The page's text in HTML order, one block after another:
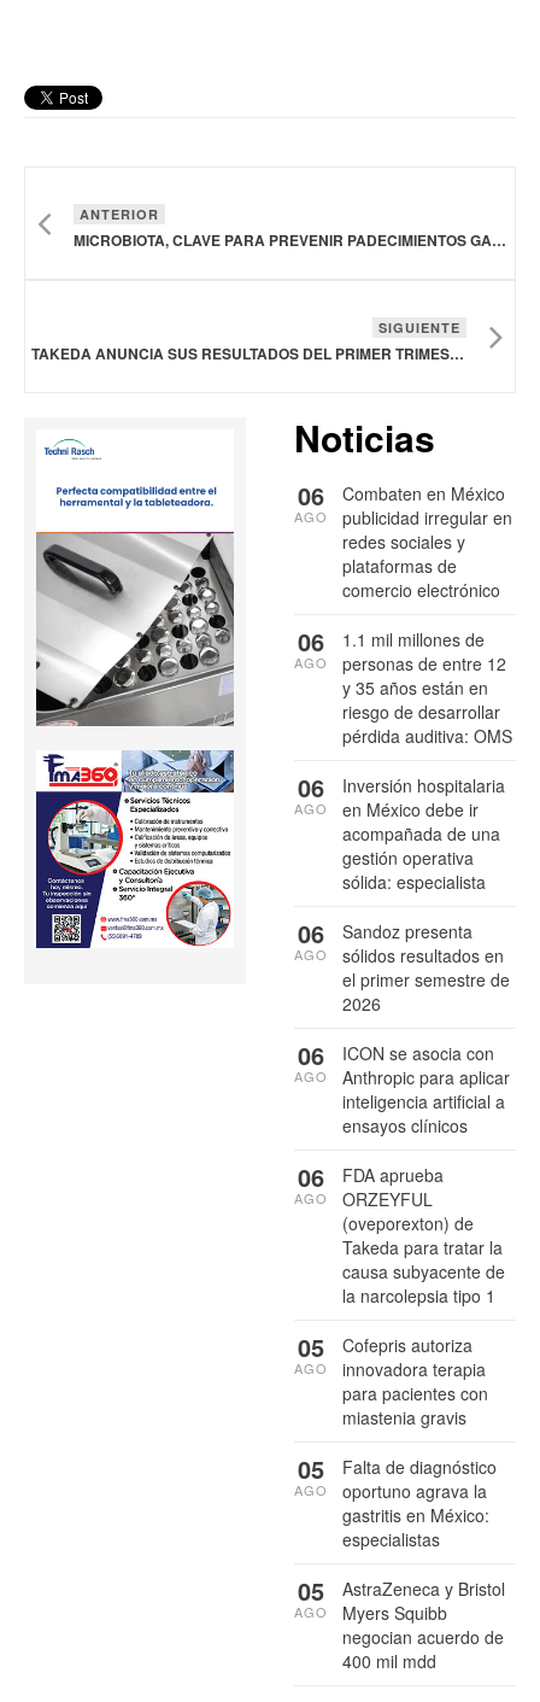
ANTERIOR
MICROBIOTA, CLAVE PARA PREVENIR PADECIMIENTOS GASTROINTESTINALES DE ALTA PREVALENCIA: EUROFARMA MÉXICO
SIGUIENTE
TAKEDA ANUNCIA SUS RESULTADOS DEL PRIMER TRIMESTRE DE 2025
Noticias
Combaten en México
publicidad irregular en
redes sociales y
plataformas de
comercio electrónico
06
AGO
1.1 mil millones de
personas de entre 12
y 35 años están en
riesgo de desarrollar
pérdida auditiva: OMS
06
AGO
Inversión hospitalaria
en México debe ir
acompañada de una
gestión operativa
sólida: especialista
06
AGO
Sandoz presenta
sólidos resultados en
el primer semestre de
2026
06
AGO
ICON se asocia con
Anthropic para aplicar
inteligencia artificial a
ensayos clínicos
06
AGO
FDA aprueba
ORZEYFUL
(oveporexton) de
Takeda para tratar la
causa subyacente de
la narcolepsia tipo 1
06
AGO
Cofepris autoriza
innovadora terapia
para pacientes con
miastenia gravis
05
AGO
Falta de diagnóstico
oportuno agrava la
gastritis en México:
especialistas
05
AGO
AstraZeneca y Bristol
Myers Squibb
negocian acuerdo de
400 mil mdd
05
AGO